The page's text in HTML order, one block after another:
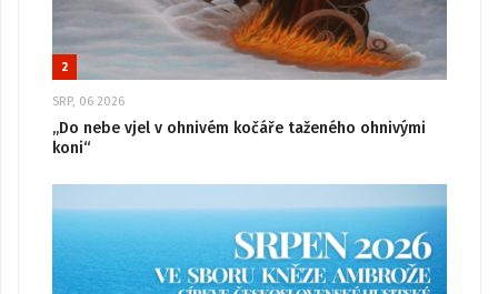
2
SRP, 06 2026
„Do nebe vjel v ohnivém kočáře taženého ohnivými
koni“